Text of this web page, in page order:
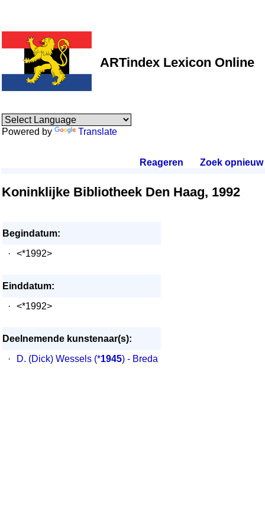
ARTindex Lexicon Online
Powered by Translate
Reageren Zoek opnieuw.
Koninklijke Bibliotheek Den Haag, 1992
Begindatum:
·
<*1992>
Einddatum:
·
<*1992>
Deelnemende kunstenaar(s):
·
D. (Dick) Wessels (*1945) - Breda